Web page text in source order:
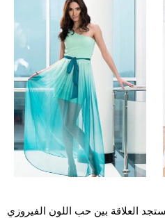
العلاقة بين حب اللون الفيروزي